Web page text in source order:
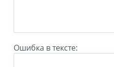
Ошибка в тексте: